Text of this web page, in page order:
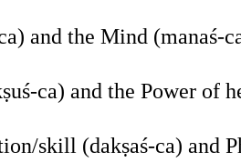
and the Mind (manaś-
ca) and the Power of
skill (dakṣaś-ca) and